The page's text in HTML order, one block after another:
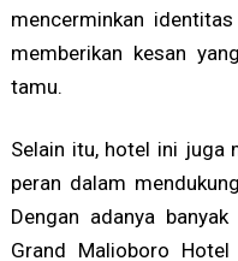
mencerminkan
memberikan kesan
tamu.
Selain itu, hotel ini juga
peran dalam
Dengan adanya
Grand Malioboro